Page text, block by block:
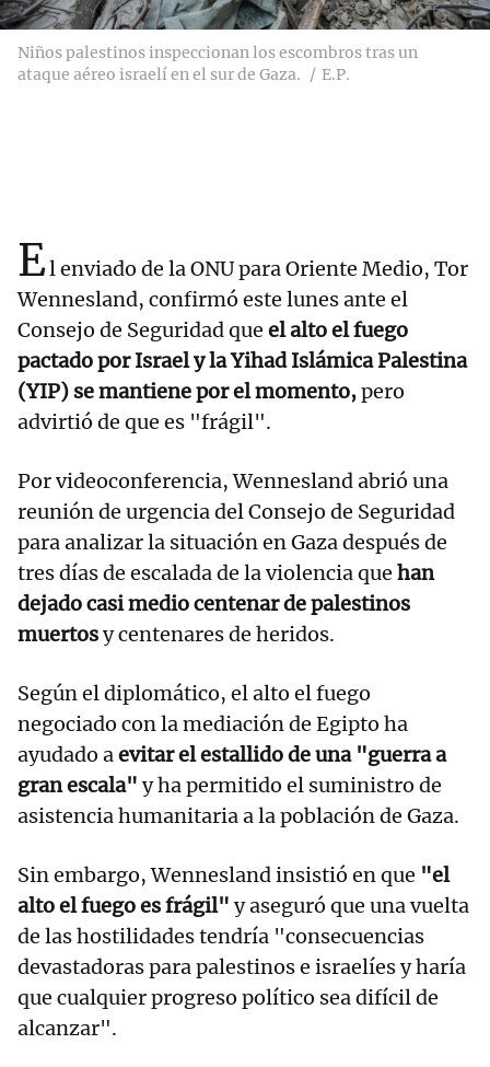
Niños palestinos inspeccionan los escombros tras un
ataque aéreo israelí en el sur de Gaza.
E.P.
El enviado de la ONU para Oriente Medio, Tor
Wennesland, confirmó este lunes ante el
Consejo de Seguridad que el alto el fuego
pactado por Israel y la Yihad Islámica Palestina
(YIP) se mantiene por el momento,pero
advirtió de que es "frágil".
Por videoconferencia, Wennesland abrió una
reunión de urgencia del Consejo de Seguridad
para analizar la situación en Gaza después de
tres días de escalada de la violencia que han
dejado casi medio centenar de palestinos
muertosy centenares de heridos.
Según el diplomático, el alto el fuego
negociado con la mediación de Egipto ha
ayudado aevitar el estallido de una "guerra a
gran escala" y ha permitido el suministro de
asistencia humanitaria a la población de Gaza.
Sin embargo, Wennesland insistió en que "el
alto el fuego es frágil" y aseguró que una vuelta
de las hostilidades tendría "consecuencias
devastadoras para palestinos e israelíes y haría
que cualquier progreso político sea difícil de
alcanzar".